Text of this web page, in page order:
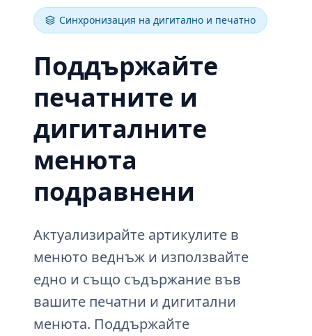
Синхронизация на дигитално и печатно
Поддържайте
печатните и
дигиталните
менюта
подравнени
Актуализирайте артикулите в
менюто веднъж и използвайте
едно и също съдържание във
вашите печатни и дигитални
менюта. Поддържайте